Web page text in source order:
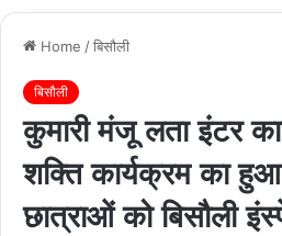
Home /बिसौली
बिसौली
कुमारी मंजू लता इंटर
शक्ति कार्यक्रम का
छात्राओं को बिसौली